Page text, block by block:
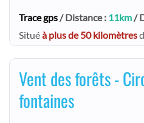
Trace gps/ Distance : 11km/
Situéà plus de 50 kilomètres
Vent des forêts -
fontaines